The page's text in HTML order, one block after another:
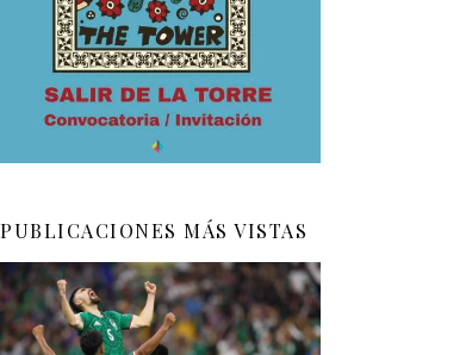
PUBLICACIONES MÁS VISTAS